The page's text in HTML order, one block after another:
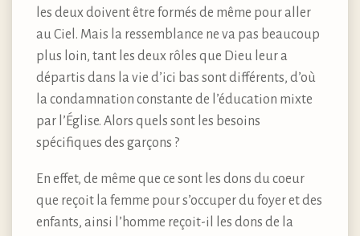
les deux doivent être formés de même pour aller
au Ciel. Mais la ressemblance ne va pas beaucoup
plus loin, tant les deux rôles que Dieu leur a
départis dans la vie d’ici bas sont différents, d’où
la condamnation constante de l’éducation mixte
par l’Église. Alors quels sont les besoins
spécifiques des garçons ?
En effet, de même que ce sont les dons du coeur
que reçoit la femme pour s’occuper du foyer et des
enfants, ainsi l’homme reçoit-il les dons de la